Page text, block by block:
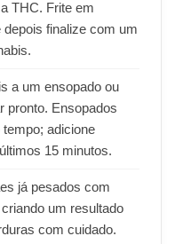
THC. Frite em
finalize com um
a um ensopado ou
pronto. Ensopados
adicione
15 minutos.
já pesados com
um resultado
com cuidado.